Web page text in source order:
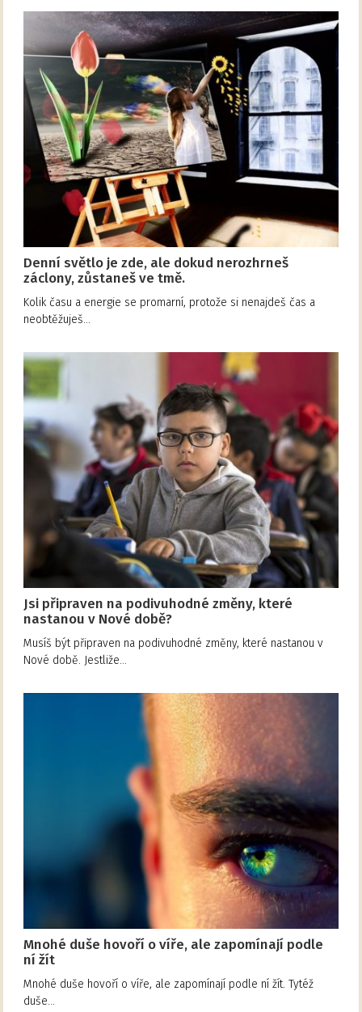
Denní světlo je zde, ale dokud nerozhrneš
záclony, zůstaneš ve tmě.
Kolik času a energie se promarní, protože si nenajdeš čas a
neobtěžuješ…
Jsi připraven na podivuhodné změny, které
nastanou v Nové době?
Musíš být připraven na podivuhodné změny, které nastanou v
Nové době. Jestliže…
Mnohé duše hovoří o víře, ale zapomínají podle
ní žít
Mnohé duše hovoří o víře, ale zapomínají podle ní žít. Tytéž
duše…